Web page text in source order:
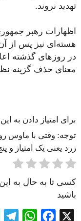
تهدید نروند.
اظهارات رهبر
هسته‌ای نیز پس از
در روزهای گذشته
معنای حذف گزینه
برای امتیاز دادن به
توجه: وقتی با ماوس
زرد یعنی یک امتیاز و
کسی تا به حال به
باشید
X
Facebook